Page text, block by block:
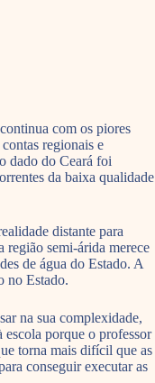
com os piores
regionais e
dado do Ceará foi
da baixa qualidade
distante para
região semi-árida merece
de água do Estado. A
no Estado.
na sua complexidade,
escola porque o professor
torna mais difícil que as
conseguir executar as